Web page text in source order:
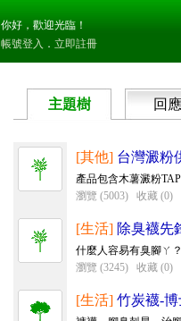
你好，歡迎光臨！
帳號登入 ． 立即註冊
主題樹 回應
[其他] 台灣澱粉
產品包含木薯澱粉
瀏覽 (5003)
收藏 (0)
[生活] 除臭襪先
什麼人容易有臭腳ㄚ
瀏覽 (3245)
收藏 (0)
[生活] 竹炭襪-